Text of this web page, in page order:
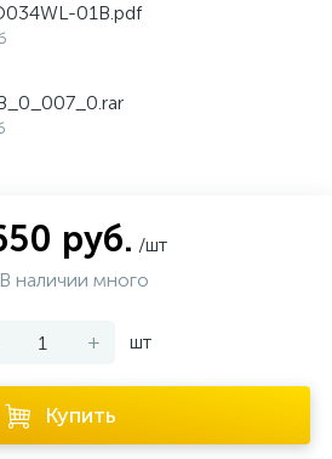
01B.pdf
руб. /шт
В наличии много
+ шт
Купить